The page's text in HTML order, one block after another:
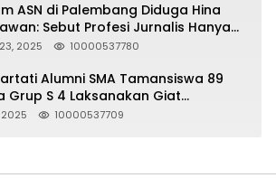
ASN di Palembang Diduga Hina
Sebut Profesi Jurnalis Hanya
2 Liter Bensin, Berujung Dugaan
2025 10000537780
Alumni SMA Tamansiswa 89
Grup S 4 Laksanakan Giat
2025 10000537709